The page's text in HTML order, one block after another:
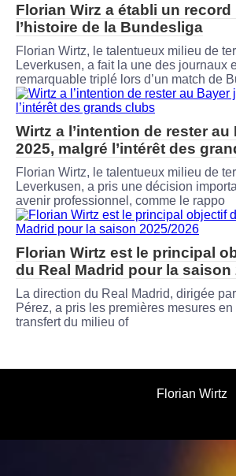
Florian Wirz a établi un
l’histoire de la Bundesliga
Florian Wirtz, le talentueux milieu de
Leverkusen, a fait la une des journaux
remarquable triplé lors d’un match de
Wirtz a l’intention de rester au
2025, malgré l’intérêt des
Florian Wirtz, le talentueux milieu de
Leverkusen, a pris une décision
avenir professionnel, comme le rappo
Florian Wirtz est le principal
du Real Madrid pour la saison
La direction du Real Madrid, dirigée
Pérez, a pris les premières mesures en
transfert du milieu of
Florian Wirtz